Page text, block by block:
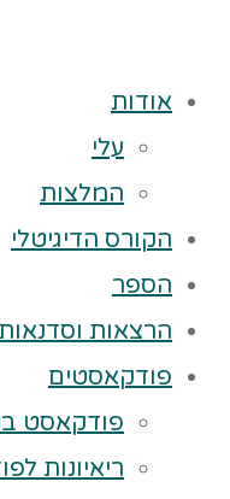
אודות
עלי
המלצות
הקורס הדיגיטלי
הספר
הרצאות
פודקאסטים
פודקאסט
ריאיונות